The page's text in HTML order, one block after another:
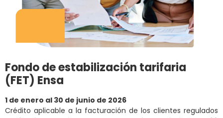
Fondo de estabilización tarifaria
(FET) Ensa
1 de enero al 30 de junio de 2026
Crédito aplicable a la facturación de los clientes regulados